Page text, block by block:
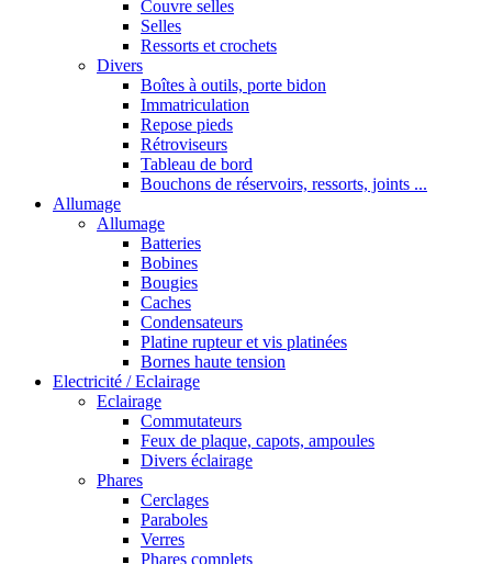
Couvre selles
Selles
Ressorts et crochets
Divers
Boîtes à outils, porte bidon
Immatriculation
Repose pieds
Rétroviseurs
Tableau de bord
Bouchons de réservoirs, ressorts, joints ...
Allumage
Allumage
Batteries
Bobines
Bougies
Caches
Condensateurs
Platine rupteur et vis platinées
Bornes haute tension
Electricité / Eclairage
Eclairage
Commutateurs
Feux de plaque, capots, ampoules
Divers éclairage
Phares
Cerclages
Paraboles
Verres
Phares complets